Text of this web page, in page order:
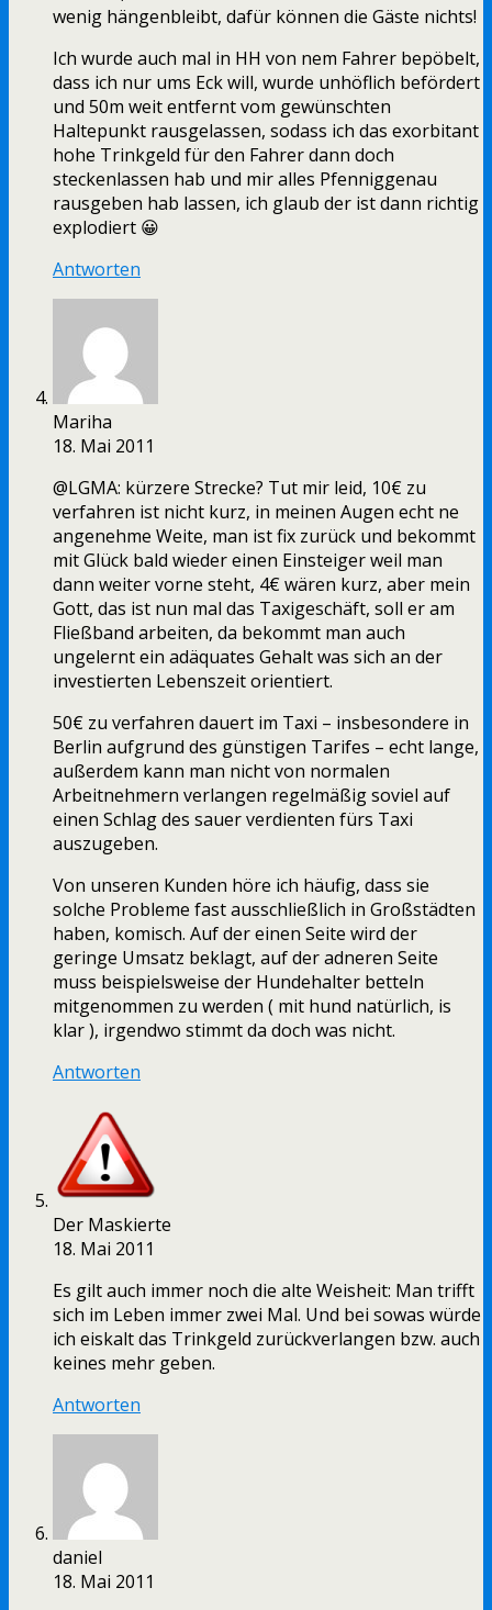
wenig hängenbleibt, dafür können die Gäste nichts!
Ich wurde auch mal in HH von nem Fahrer bepöbelt,
dass ich nur ums Eck will, wurde unhöflich befördert
und 50m weit entfernt vom gewünschten
Haltepunkt rausgelassen, sodass ich das exorbitant
hohe Trinkgeld für den Fahrer dann doch
steckenlassen hab und mir alles Pfenniggenau
rausgeben hab lassen, ich glaub der ist dann richtig
explodiert 😀
Antworten
Mariha
18. Mai 2011
@LGMA: kürzere Strecke? Tut mir leid, 10€ zu
verfahren ist nicht kurz, in meinen Augen echt ne
angenehme Weite, man ist fix zurück und bekommt
mit Glück bald wieder einen Einsteiger weil man
dann weiter vorne steht, 4€ wären kurz, aber mein
Gott, das ist nun mal das Taxigeschäft, soll er am
Fließband arbeiten, da bekommt man auch
ungelernt ein adäquates Gehalt was sich an der
investierten Lebenszeit orientiert.
50€ zu verfahren dauert im Taxi – insbesondere in
Berlin aufgrund des günstigen Tarifes – echt lange,
außerdem kann man nicht von normalen
Arbeitnehmern verlangen regelmäßig soviel auf
einen Schlag des sauer verdienten fürs Taxi
auszugeben.
Von unseren Kunden höre ich häufig, dass sie
solche Probleme fast ausschließlich in Großstädten
haben, komisch. Auf der einen Seite wird der
geringe Umsatz beklagt, auf der adneren Seite
muss beispielsweise der Hundehalter betteln
mitgenommen zu werden ( mit hund natürlich, is
klar ), irgendwo stimmt da doch was nicht.
Antworten
Der Maskierte
18. Mai 2011
Es gilt auch immer noch die alte Weisheit: Man trifft
sich im Leben immer zwei Mal. Und bei sowas würde
ich eiskalt das Trinkgeld zurückverlangen bzw. auch
keines mehr geben.
Antworten
daniel
18. Mai 2011